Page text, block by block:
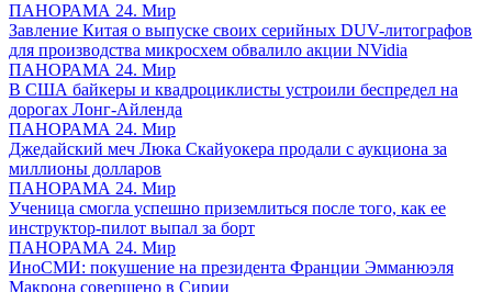
ПАНОРАМА 24. Мир
Завление Китая о выпуске своих серийных DUV-литографов
для производства микросхем обвалило акции NVidia
ПАНОРАМА 24. Мир
В США байкеры и квадроциклисты устроили беспредел на
дорогах Лонг-Айленда
ПАНОРАМА 24. Мир
Джедайский меч Люка Скайуокера продали с аукциона за
миллионы долларов
ПАНОРАМА 24. Мир
Ученица смогла успешно приземлиться после того, как ее
инструктор-пилот выпал за борт
ПАНОРАМА 24. Мир
ИноСМИ: покушение на президента Франции Эмманюэля
Макрона совершено в Сирии